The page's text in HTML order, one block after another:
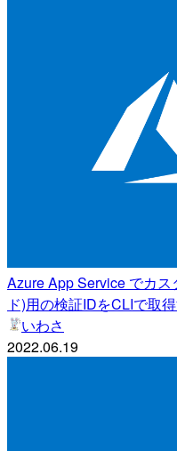
Azure App Service でカ
ド)用の検証IDをCLIで取
いわさ
2022.06.19